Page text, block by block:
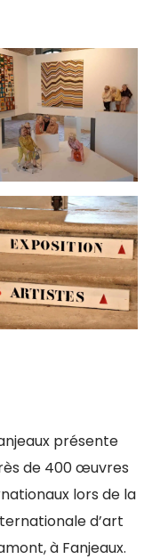
présente
de 400 œuvres
lors de la
d’art
à Fanjeaux.